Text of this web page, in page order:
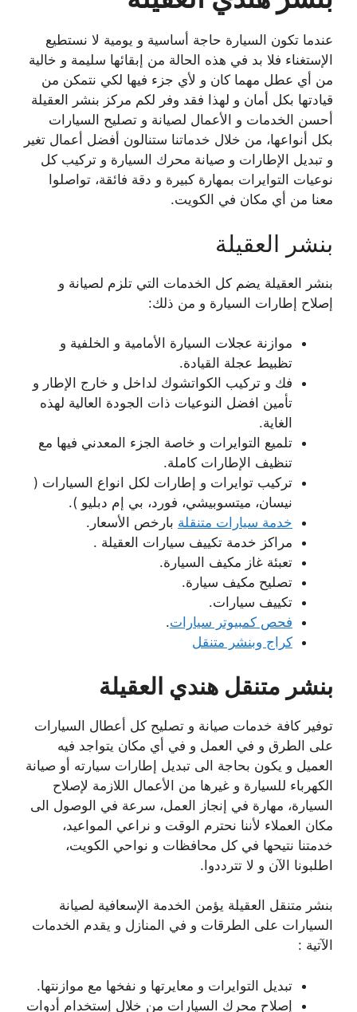
عندما تكون السيارة حاجة أساسية و يومية لا نستطيع
الإستغناء فلا بد في هذه الحالة من إبقائها سليمة و خالية
من أي عطل مهما كان و لأي جزء فيها لكي نتمكن من
قيادتها بكل أمان و لهذا فقد وفر لكم مركز بنشر العقيلة
أحسن الخدمات و الأعمال لصيانة و تصليح السيارات
بكل أنواعها، من خلال خدماتنا ستنالون أفضل أعمال تغير
و تبديل الإطارات و صيانة محرك السيارة و تركيب كل
نوعيات التوايرات بمهارة كبيرة و دقة فائقة، تواصلوا
معنا من أي مكان في الكويت.
بنشر العقيلة
بنشر العقيلة يضم كل الخدمات التي تلزم لصيانة و
إصلاح إطارات السيارة و من ذلك:
موازنة عجلات السيارة الأمامية و الخلفية و
تظبيط عجلة القيادة.
فك و تركيب الكواتشوك لداخل و خارج الإطار و
تأمين افضل النوعيات ذات الجودة العالية لهذه
الغاية.
تلميع التوايرات و خاصة الجزء المعدني فيها مع
تنظيف الإطارات كاملة.
تركيب توايرات و إطارات لكل انواع السيارات (
نيسان، ميتسوبيشي، فورد، بي إم دبليو ).
خدمة سيارات متنقلة بارخص الأسعار.
مراكز خدمة تكييف سيارات العقيلة .
تعبئة غاز مكيف السيارة.
تصليح مكيف سيارة.
تكييف سيارات.
فحص كمبيوتر سيارات.
كراج وبنشر متنقل
بنشر متنقل هندي العقيلة
توفير كافة خدمات صيانة و تصليح كل أعطال السيارات
على الطرق و في العمل و في أي مكان يتواجد فيه
العميل و يكون بحاجة الى تبديل إطارات سيارته أو صيانة
الكهرباء للسيارة و غيرها من الأعمال اللازمة لإصلاح
السيارة، مهارة في إنجاز العمل، سرعة في الوصول الى
مكان العملاء لأننا نحترم الوقت و نراعي المواعيد،
خدمتنا نتيحها في كل محافظات و نواحي الكويت،
اطلبونا الآن و لا تترددوا.
بنشر متنقل العقيلة يؤمن الخدمة الإسعافية لصيانة
السيارات على الطرقات و في المنازل و يقدم الخدمات
الآتية :
تبديل التوايرات و معايرتها و نفخها مع موازنتها.
إصلاح محرك السيارات من خلال إستخدام أدوات